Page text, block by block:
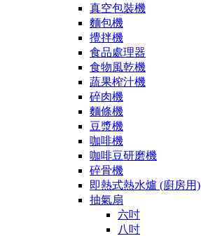
真空包裝機
麵包機
攪拌機
食品處理器
食物風乾機
蔬果榨汁機
碎肉機
麵條機
豆漿機
咖啡機
咖啡豆研磨機
碎骨機
即熱式熱水爐 (廚房用)
抽氣扇
六吋
八吋